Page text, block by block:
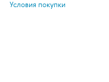
Условия покупки